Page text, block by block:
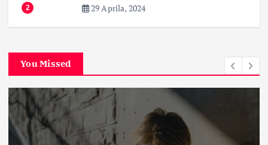
2
29 Aprila, 2024
You Missed